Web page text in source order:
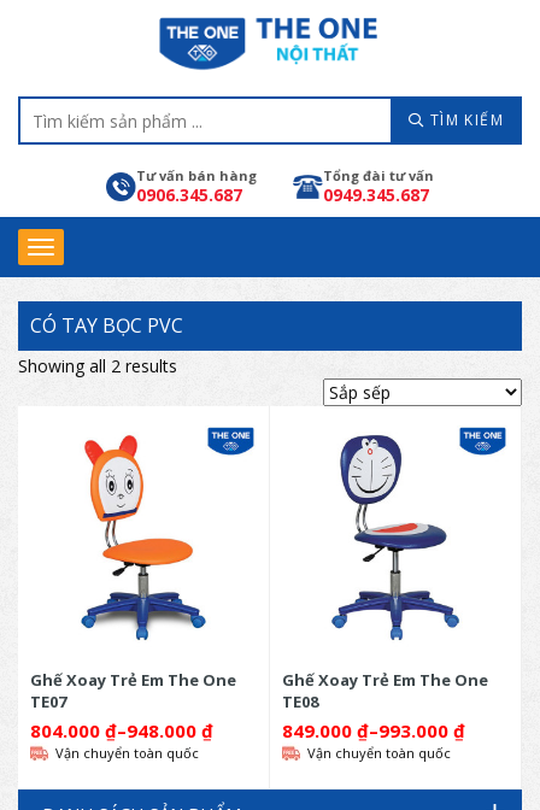
TÌM KIẾM
Tư vấn bán hàng
0906.345.687
Tổng đài tư vấn
0949.345.687
CÓ TAY BỌC PVC
Showing all 2 results
Ghế Xoay Trẻ Em The One
TE07
804.000 ₫–948.000 ₫
Vận chuyển toàn quốc
Ghế Xoay Trẻ Em The One
TE08
849.000 ₫–993.000 ₫
Vận chuyển toàn quốc